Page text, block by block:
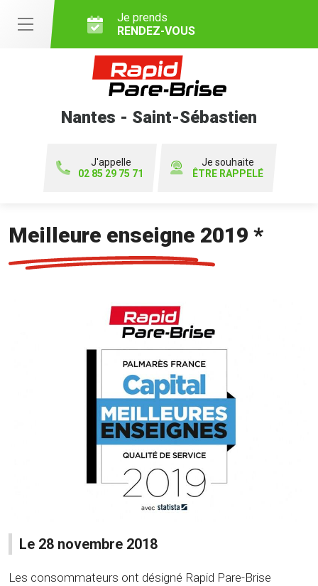
Je prends
RENDEZ-VOUS
Nantes - Saint-Sébastien
J'appelle
02 85 29 75 71
Je souhaite
ÊTRE RAPPELÉ
Meilleure enseigne 2019 *
Le 28 novembre 2018
Les consommateurs ont désigné Rapid Pare-Brise